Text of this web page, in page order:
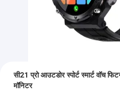
सी21 प्रो आउटडोर स्पोर्ट स्मार्ट वॉच
मॉनिटर